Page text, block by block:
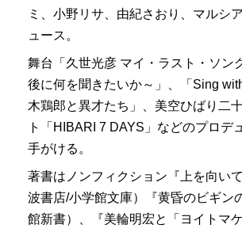
ミ、小野リサ、由紀さおり、マルシ
ュース。
舞台「久世光彦 マイ・ラスト・ソン
後に何を聞きたいか～」、「Sing
木鶏郎と異才たち」、美空ひばり二
ト「HIBARI 7 DAYS」などのプロデ
手がける。
著書はノンフィクション『上を向い
波書店/小学館文庫）『黄昏のビギン
館新書）、『美輪明宏と「ヨイトマ